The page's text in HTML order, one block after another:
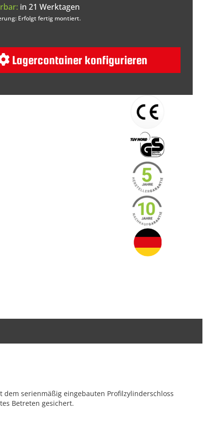
in 21 Werktagen
Erfolgt fertig montiert.
Lagercontainer konfigurieren
serienmäßig eingebauten Profilzylinderschloss
Betreten gesichert.